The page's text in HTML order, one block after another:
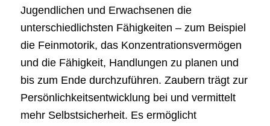
Jugendlichen und Erwachsenen die
unterschiedlichsten Fähigkeiten – zum Beispiel
die Feinmotorik, das Konzentrationsvermögen
und die Fähigkeit, Handlungen zu planen und
bis zum Ende durchzuführen. Zaubern trägt zur
Persönlichkeitsentwicklung bei und vermittelt
mehr Selbstsicherheit. Es ermöglicht